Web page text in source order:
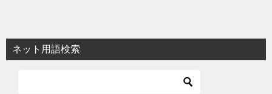
ビ
ゲ
ネット用語検索